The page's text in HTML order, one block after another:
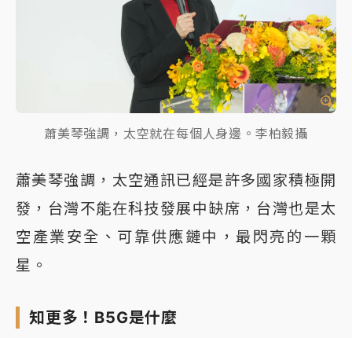
蕭美琴強調，太空就在每個人身邊。李柏毅攝
蕭美琴強調，太空通訊已經是許多國家積極開
發，台灣不能在科技發展中缺席，台灣也是太
空產業安全、可靠供應鏈中，最閃亮的一顆
星。
知更多！B5G是什麼